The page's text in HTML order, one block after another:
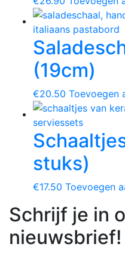
(19cm)
€20.50 Toevoegen
stuks)
€17.50 Toevoegen
Schrijf je in
nieuwsbrief!